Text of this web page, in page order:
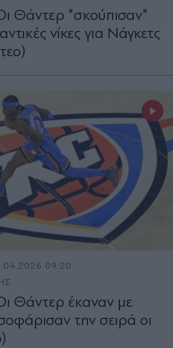
Θάντερ "σκούπισαν"
νίκες για Νάγκετς
09:20
Θάντερ έκαναν με
την σειρά οι